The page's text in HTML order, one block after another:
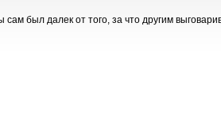
сам был далек от того, за что другим